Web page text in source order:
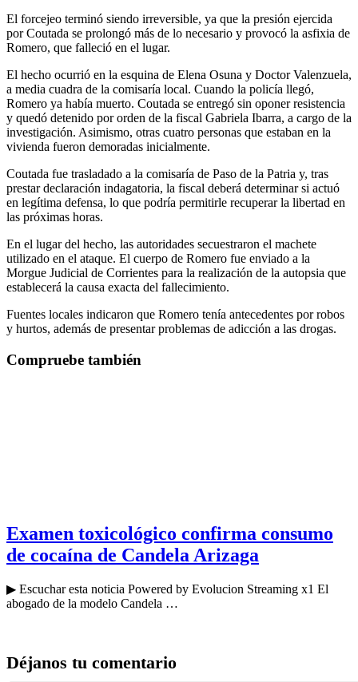
El forcejeo terminó siendo irreversible, ya que la presión ejercida
por Coutada se prolongó más de lo necesario y provocó la asfixia de
Romero, que falleció en el lugar.
El hecho ocurrió en la esquina de Elena Osuna y Doctor Valenzuela,
a media cuadra de la comisaría local. Cuando la policía llegó,
Romero ya había muerto. Coutada se entregó sin oponer resistencia
y quedó detenido por orden de la fiscal Gabriela Ibarra, a cargo de la
investigación. Asimismo, otras cuatro personas que estaban en la
vivienda fueron demoradas inicialmente.
Coutada fue trasladado a la comisaría de Paso de la Patria y, tras
prestar declaración indagatoria, la fiscal deberá determinar si actuó
en legítima defensa, lo que podría permitirle recuperar la libertad en
las próximas horas.
En el lugar del hecho, las autoridades secuestraron el machete
utilizado en el ataque. El cuerpo de Romero fue enviado a la
Morgue Judicial de Corrientes para la realización de la autopsia que
establecerá la causa exacta del fallecimiento.
Fuentes locales indicaron que Romero tenía antecedentes por robos
y hurtos, además de presentar problemas de adicción a las drogas.
Compruebe también
Examen toxicológico confirma consumo
de cocaína de Candela Arizaga
▶ Escuchar esta noticia Powered by Evolucion Streaming x1 El
abogado de la modelo Candela …
Déjanos tu comentario